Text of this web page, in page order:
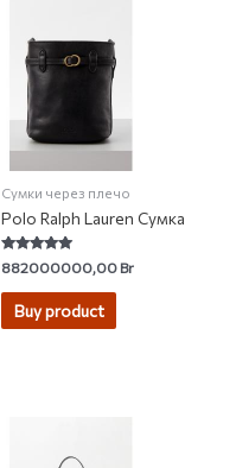
Сумки через плечо
Polo Ralph Lauren Сумка
Rated
5.00
out of 5
882000000,00Br
Buy product